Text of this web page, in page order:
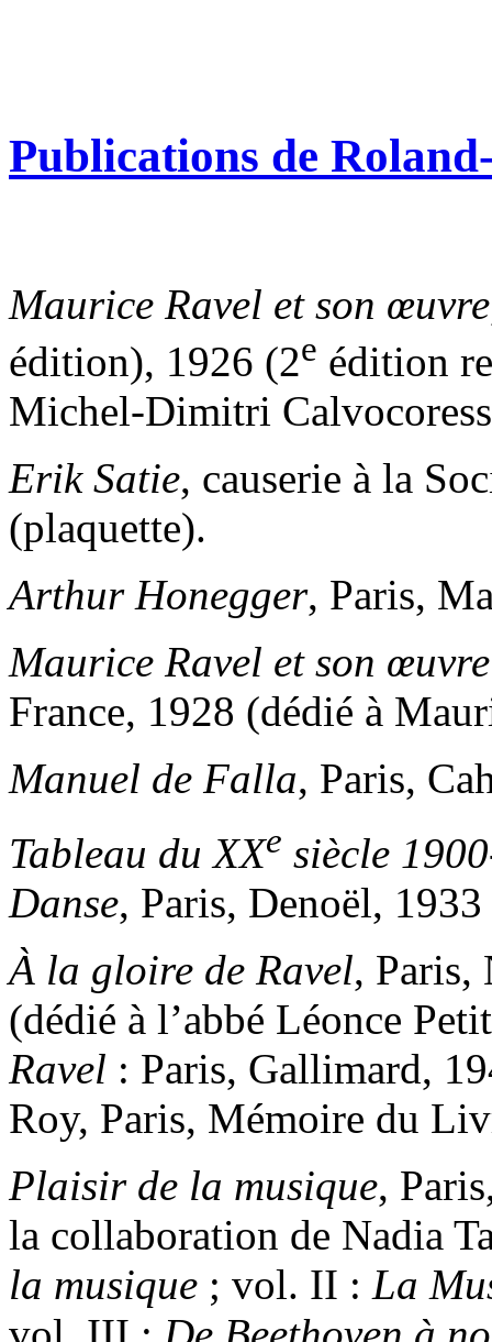
Publications de
Maurice Ravel et son œuvre
édition), 1926 (2e édition
Michel-Dimitri
Erik Satie, causerie à la
(plaquette).
Arthur Honegger, Paris,
Maurice Ravel et son
France, 1928 (dédié à
Manuel de Falla, Paris,
Tableau du XXe siècle
Danse, Paris, Denoël,
À la gloire de Ravel, Paris,
(dédié à l’abbé Léonce
Ravel : Paris, Gallimard,
Roy, Paris, Mémoire du
Plaisir de la musique,
la collaboration de Nadia
la musique ; vol. II : La